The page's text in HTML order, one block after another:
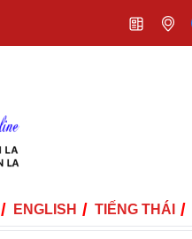
ENGLISH TIẾNG THÁI